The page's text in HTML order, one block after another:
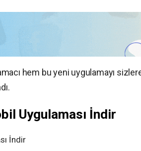
hem bu yeni uygulamayı
Uygulaması İndir